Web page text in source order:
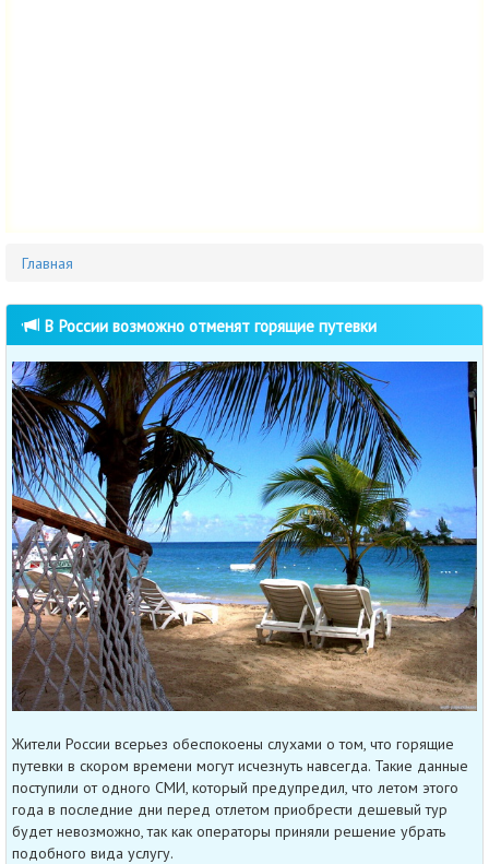
Главная
В России возможно отменят горящие путевки
Жители России всерьез обеспокоены слухами о том, что горящие
путевки в скором времени могут исчезнуть навсегда. Такие данные
поступили от одного СМИ, который предупредил, что летом этого
года в последние дни перед отлетом приобрести дешевый тур
будет невозможно, так как операторы приняли решение убрать
подобного вида услугу.